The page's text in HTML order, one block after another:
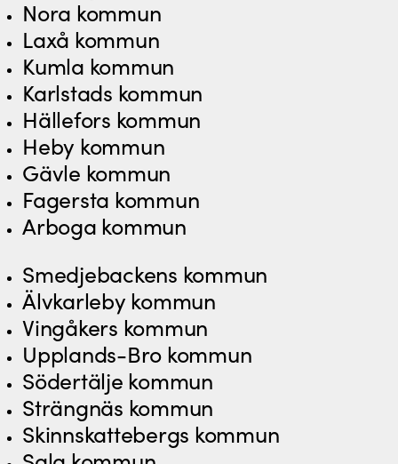
Nora kommun
Laxå kommun
Kumla kommun
Karlstads kommun
Hällefors kommun
Heby kommun
Gävle kommun
Fagersta kommun
Arboga kommun
Smedjebackens kommun
Älvkarleby kommun
Vingåkers kommun
Upplands-Bro kommun
Södertälje kommun
Strängnäs kommun
Skinnskattebergs kommun